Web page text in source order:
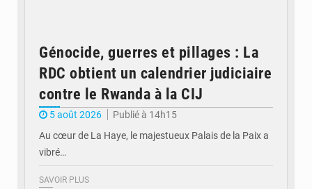
Génocide, guerres et pillages : La
RDC obtient un calendrier judiciaire
contre le Rwanda à la CIJ
5 août 2026
Publié à 14h15
Au cœur de La Haye, le majestueux Palais de la Paix a
vibré…
SAVOIR PLUS